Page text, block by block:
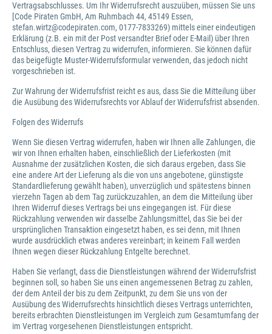
Vertragsabschlusses. Um Ihr Widerrufsrecht auszuüben, müssen Sie uns
[Code Piraten GmbH, Am Ruhmbach 44, 45149 Essen,
stefan.wirtz@codepiraten.com, 0177-7833269) mittels einer eindeutigen
Erklärung (z.B. ein mit der Post versandter Brief oder E-Mail) über Ihren
Entschluss, diesen Vertrag zu widerrufen, informieren. Sie können dafür
das beigefügte Muster-Widerrufsformular verwenden, das jedoch nicht
vorgeschrieben ist.
Zur Wahrung der Widerrufsfrist reicht es aus, dass Sie die Mitteilung über
die Ausübung des Widerrufsrechts vor Ablauf der Widerrufsfrist absenden.
Folgen des Widerrufs
Wenn Sie diesen Vertrag widerrufen, haben wir Ihnen alle Zahlungen, die
wir von Ihnen erhalten haben, einschließlich der Lieferkosten (mit
Ausnahme der zusätzlichen Kosten, die sich daraus ergeben, dass Sie
eine andere Art der Lieferung als die von uns angebotene, günstigste
Standardlieferung gewählt haben), unverzüglich und spätestens binnen
vierzehn Tagen ab dem Tag zurückzuzahlen, an dem die Mitteilung über
Ihren Widerruf dieses Vertrags bei uns eingegangen ist. Für diese
Rückzahlung verwenden wir dasselbe Zahlungsmittel, das Sie bei der
ursprünglichen Transaktion eingesetzt haben, es sei denn, mit Ihnen
wurde ausdrücklich etwas anderes vereinbart; in keinem Fall werden
Ihnen wegen dieser Rückzahlung Entgelte berechnet.
Haben Sie verlangt, dass die Dienstleistungen während der Widerrufsfrist
beginnen soll, so haben Sie uns einen angemessenen Betrag zu zahlen,
der dem Anteil der bis zu dem Zeitpunkt, zu dem Sie uns von der
Ausübung des Widerrufsrechts hinsichtlich dieses Vertrags unterrichten,
bereits erbrachten Dienstleistungen im Vergleich zum Gesamtumfang der
im Vertrag vorgesehenen Dienstleistungen entspricht.